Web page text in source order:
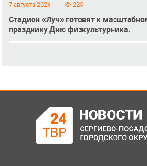
7 августа 2026 225
Стадион «Луч» готовят к
празднику Дню физкультурника.